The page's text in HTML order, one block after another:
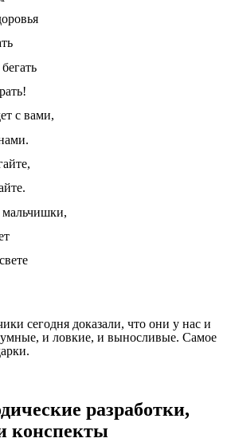
с вами,
сегодня доказали, что они у нас и
и ловкие, и выносливые. Самое
разработки,
конспекты